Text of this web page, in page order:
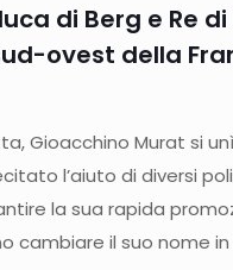
di Berg e Re
ovest della
Gioacchino Murat si
l’aiuto di diversi
la sua rapida
cambiare il suo nome